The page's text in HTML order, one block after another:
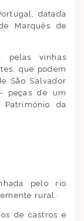
datada
Marquês de
pelas vinhas
que podem
São Salvador
peças de um
da
pelo rio
rural.
de castros e